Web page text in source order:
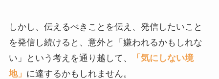
しかし、伝えるべきことを伝え、発信したいこと
を発信し続けると、意外と「嫌われるかもしれな
い」という考えを通り越して、
「気にしない境
地」 に達するかもしれません。